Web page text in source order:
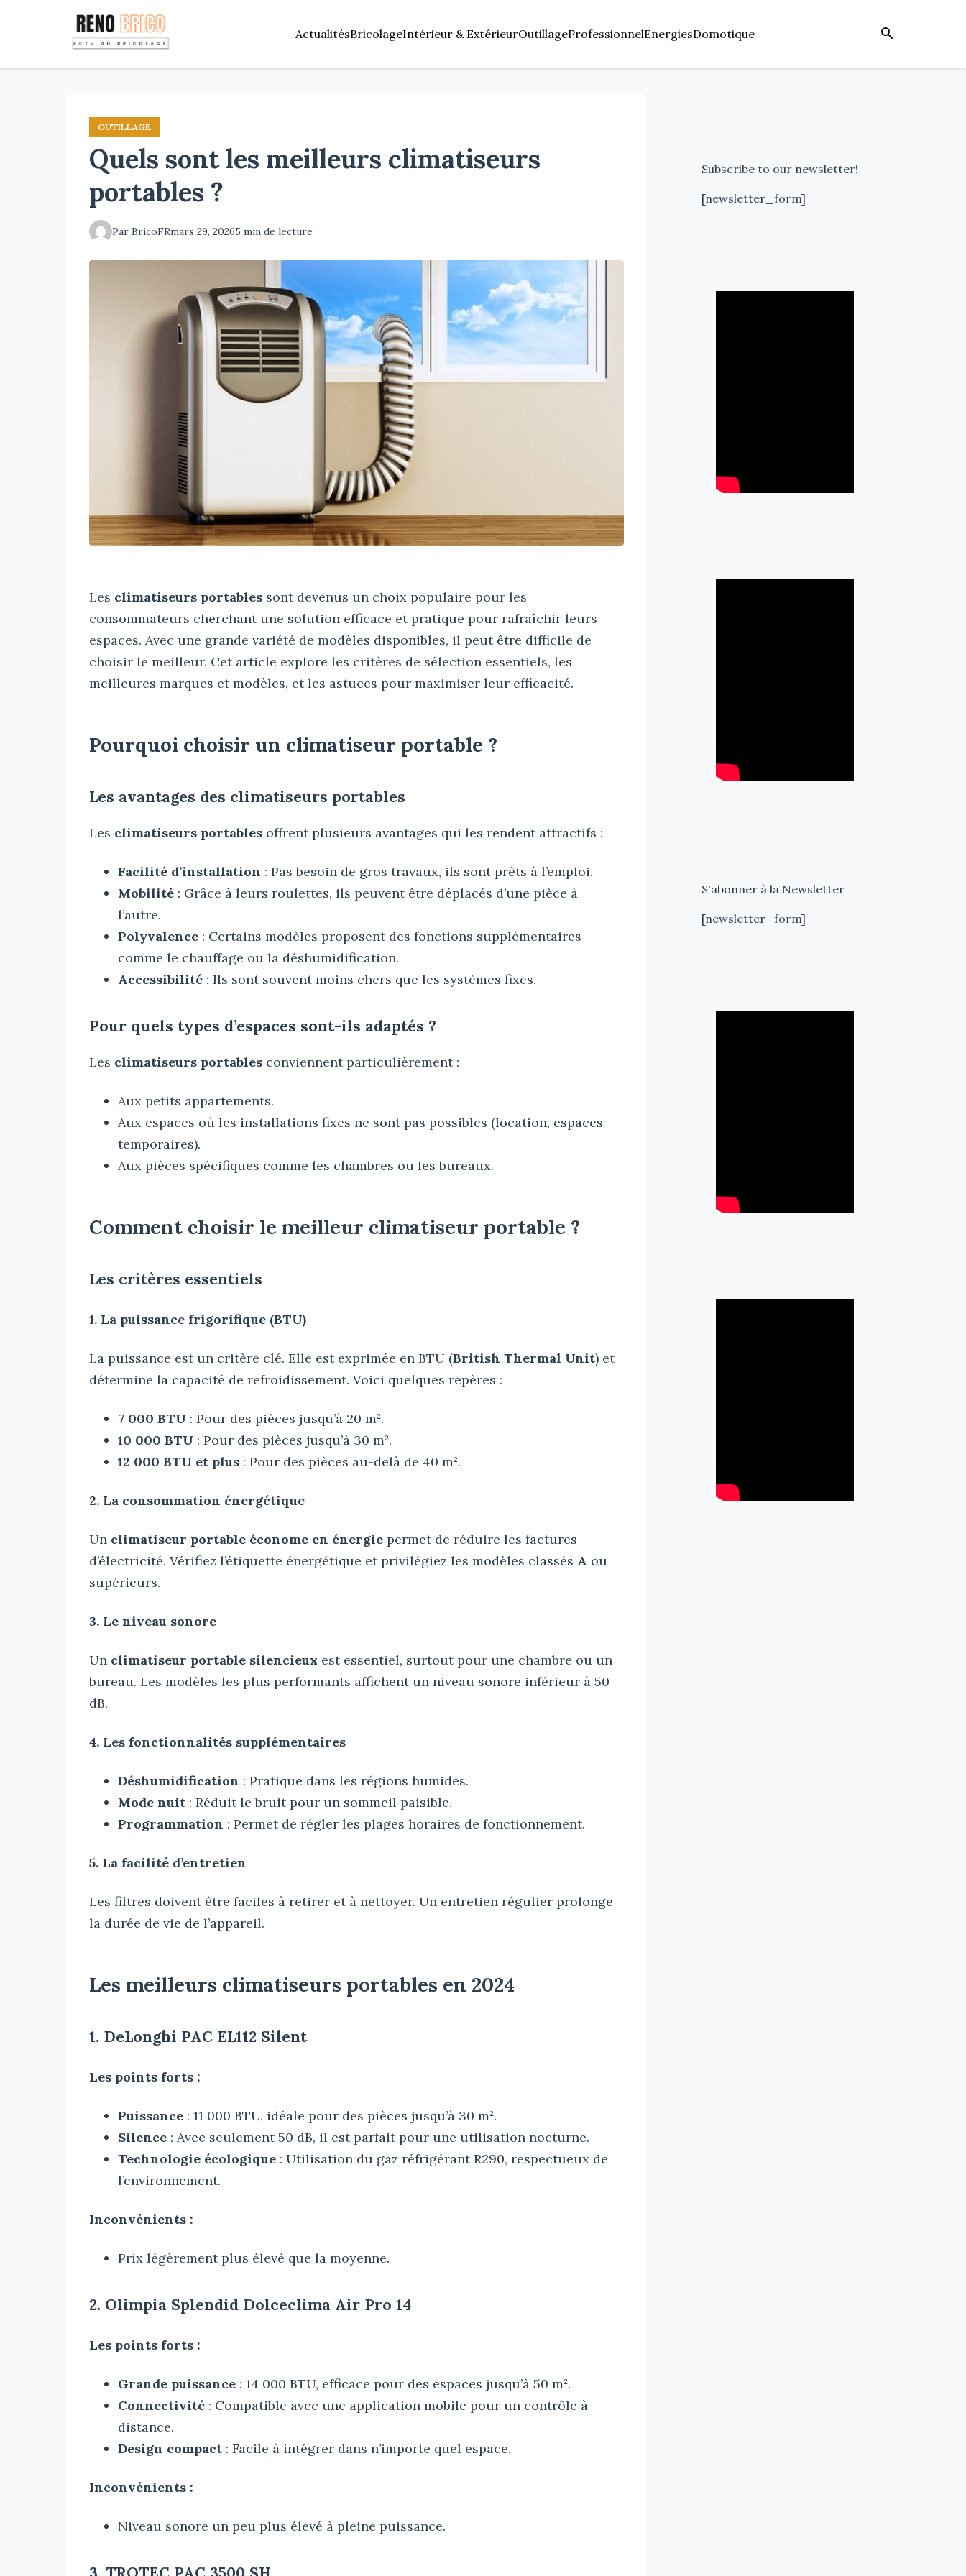
ActualitésBricolageIntérieur & ExtérieurOutillageProfessionnelEnergiesDomotique
OUTILLAGE
Quels sont les meilleurs climatiseurs
portables ?
Par BricoFRmars 29, 20265 min de lecture
Les climatiseurs portables sont devenus un choix populaire pour les
consommateurs cherchant une solution efficace et pratique pour rafraîchir leurs
espaces. Avec une grande variété de modèles disponibles, il peut être difficile de
choisir le meilleur. Cet article explore les critères de sélection essentiels, les
meilleures marques et modèles, et les astuces pour maximiser leur efficacité.
Pourquoi choisir un climatiseur portable ?
Les avantages des climatiseurs portables
Les climatiseurs portables offrent plusieurs avantages qui les rendent attractifs :
Facilité d’installation : Pas besoin de gros travaux, ils sont prêts à l’emploi.
Mobilité : Grâce à leurs roulettes, ils peuvent être déplacés d’une pièce à
l’autre.
Polyvalence : Certains modèles proposent des fonctions supplémentaires
comme le chauffage ou la déshumidification.
Accessibilité : Ils sont souvent moins chers que les systèmes fixes.
Pour quels types d’espaces sont-ils adaptés ?
Les climatiseurs portables conviennent particulièrement :
Aux petits appartements.
Aux espaces où les installations fixes ne sont pas possibles (location, espaces
temporaires).
Aux pièces spécifiques comme les chambres ou les bureaux.
Comment choisir le meilleur climatiseur portable ?
Les critères essentiels
1. La puissance frigorifique (BTU)
La puissance est un critère clé. Elle est exprimée en BTU (British Thermal Unit) et
détermine la capacité de refroidissement. Voici quelques repères :
7 000 BTU : Pour des pièces jusqu’à 20 m².
10 000 BTU : Pour des pièces jusqu’à 30 m².
12 000 BTU et plus : Pour des pièces au-delà de 40 m².
2. La consommation énergétique
Un climatiseur portable économe en énergie permet de réduire les factures
d’électricité. Vérifiez l’étiquette énergétique et privilégiez les modèles classés A ou
supérieurs.
3. Le niveau sonore
Un climatiseur portable silencieux est essentiel, surtout pour une chambre ou un
bureau. Les modèles les plus performants affichent un niveau sonore inférieur à 50
dB.
4. Les fonctionnalités supplémentaires
Déshumidification : Pratique dans les régions humides.
Mode nuit : Réduit le bruit pour un sommeil paisible.
Programmation : Permet de régler les plages horaires de fonctionnement.
5. La facilité d’entretien
Les filtres doivent être faciles à retirer et à nettoyer. Un entretien régulier prolonge
la durée de vie de l’appareil.
Les meilleurs climatiseurs portables en 2024
1. DeLonghi PAC EL112 Silent
Les points forts :
Puissance : 11 000 BTU, idéale pour des pièces jusqu’à 30 m².
Silence : Avec seulement 50 dB, il est parfait pour une utilisation nocturne.
Technologie écologique : Utilisation du gaz réfrigérant R290, respectueux de
l’environnement.
Inconvénients :
Prix légèrement plus élevé que la moyenne.
2. Olimpia Splendid Dolceclima Air Pro 14
Les points forts :
Grande puissance : 14 000 BTU, efficace pour des espaces jusqu’à 50 m².
Connectivité : Compatible avec une application mobile pour un contrôle à
distance.
Design compact : Facile à intégrer dans n’importe quel espace.
Inconvénients :
Niveau sonore un peu plus élevé à pleine puissance.
Subscribe to our newsletter!
[newsletter_form]
S'abonner à la Newsletter
[newsletter_form]